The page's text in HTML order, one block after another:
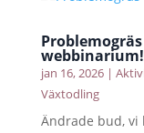
webbinarium!
jan 16, 2026|
Växtodling
Ändrade bud,